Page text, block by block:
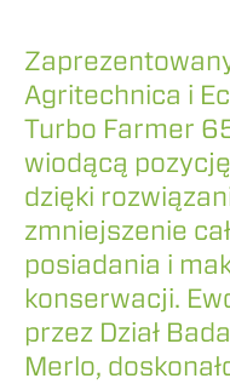
Agritechnica i
Turbo Farmer
wiodącą
dzięki
zmniejszenie
posiadania i
konserwacji.
przez Dział
Merlo,